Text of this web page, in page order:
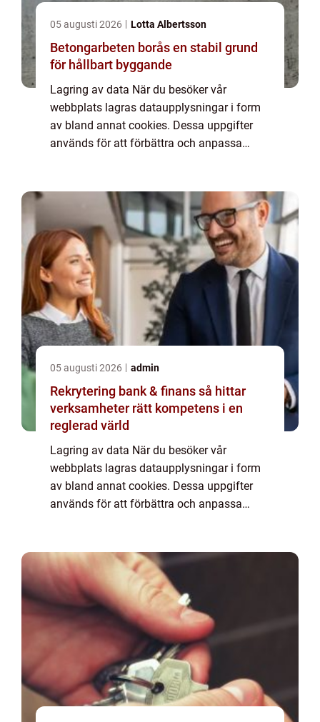
05 augusti 2026 Lotta Albertsson
Betongarbeten borås en stabil grund
för hållbart byggande
Lagring av data När du besöker vår
webbplats lagras dataupplysningar i form
av bland annat cookies. Dessa uppgifter
används för att förbättra och anpassa
05 augusti 2026 admin
Rekrytering bank & finans så hittar
verksamheter rätt kompetens i en
reglerad värld
Lagring av data När du besöker vår
webbplats lagras dataupplysningar i form
av bland annat cookies. Dessa uppgifter
används för att förbättra och anpassa
att vi...